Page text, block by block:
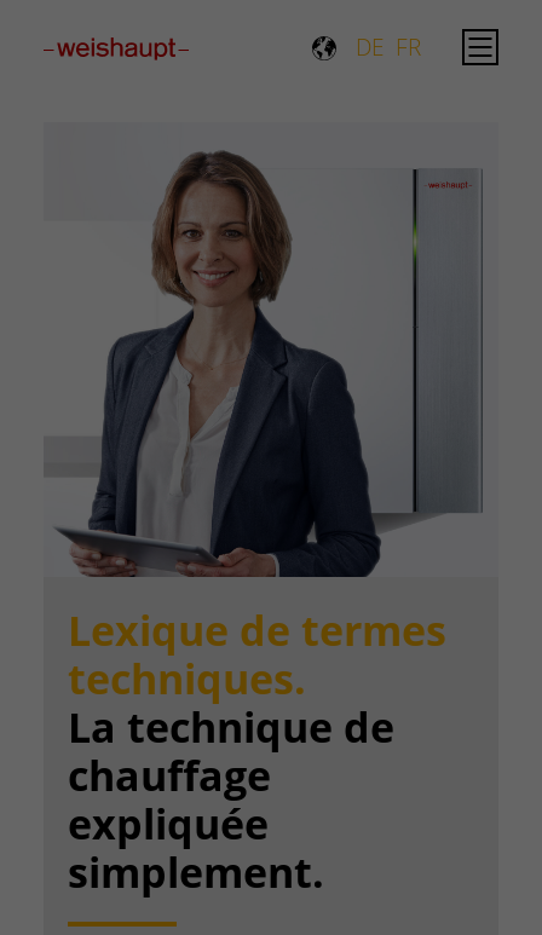
DE FR
Lexique de termes
techniques.
La technique de
chauffage
expliquée
simplement.